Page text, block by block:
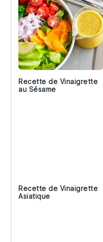
Recette de Vinaigrette
au Sésame
Recette de Vinaigrette
Asiatique